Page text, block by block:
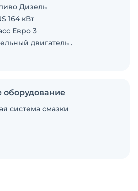
Дизель
164 кВт
Евро 3
двигатель .
1000 мм
оборудование
система смазки